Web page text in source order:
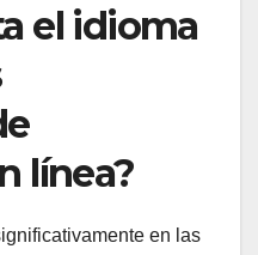
el idioma
línea?
en las